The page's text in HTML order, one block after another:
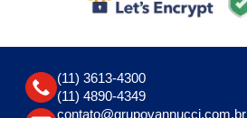
(11) 3613-4300
(11) 4890-4349
contato@grupovannucci.com.br